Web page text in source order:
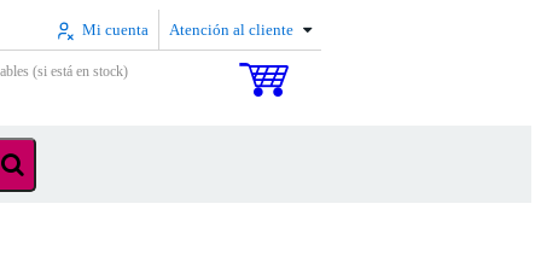
Mi cuenta Atención al cliente
(si está en stock)